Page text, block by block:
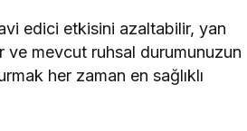
edici etkisini azaltabilir, yan
ve mevcut ruhsal durumunuzun
her zaman en sağlıklı